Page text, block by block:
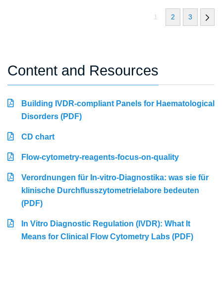
1 2 3
Content and Resources
Building IVDR-compliant Panels for Haematological
Disorders (PDF)
CD chart
Flow-cytometry-reagents-focus-on-quality
Verordnungen für In-vitro-Diagnostika: was sie für
klinische Durchflusszytometrielabore bedeuten
(PDF)
In Vitro Diagnostic Regulation (IVDR): What It
Means for Clinical Flow Cytometry Labs (PDF)